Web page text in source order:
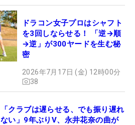
ドラコン女子プロはシャフト
を3回しならせる！ 「逆→順
→逆」が300ヤードを生む秘
密
2026年7月17日 (金) 12時00分
38
「クラブは遅らせる、でも振り遅れ
ない」9年ぶりV、永井花奈の曲が